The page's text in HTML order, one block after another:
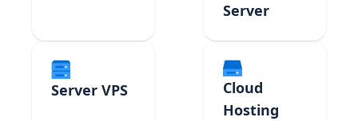
Server
Server VPS
Cloud
Hosting